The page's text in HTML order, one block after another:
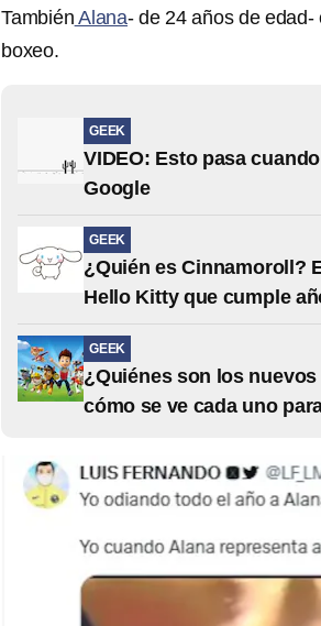
También Alana- de 24 años de
boxeo.
GEEK
VIDEO: Esto pasa
Google
GEEK
¿Quién es Cinnamoroll?
Hello Kitty que cumple
GEEK
¿Quiénes son los
cómo se ve cada uno